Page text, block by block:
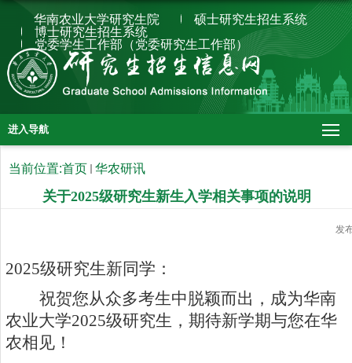
华南农业大学研究生院
硕士研究生招生系统
博士研究生招生系统
党委学生工作部（党委研究生工作部）
进入导航
当前位置:首页 华农研讯
关于2025级研究生新生入学相关事项的说明
发
2025级研究生新同学：
祝贺您从众多考生中脱颖而出，成为华南
农业大学2025级研究生，期待新学期与您在华
农相见！